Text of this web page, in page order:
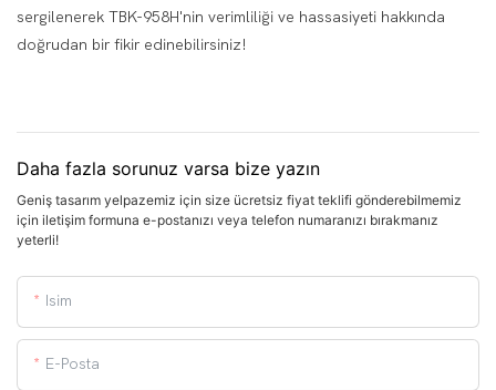
sergilenerek TBK-958H'nin verimliliği ve hassasiyeti hakkında
doğrudan bir fikir edinebilirsiniz!
Daha fazla sorunuz varsa bize yazın
Geniş tasarım yelpazemiz için size ücretsiz fiyat teklifi gönderebilmemiz
için iletişim formuna e-postanızı veya telefon numaranızı bırakmanız
yeterli!
Isim
E-Posta